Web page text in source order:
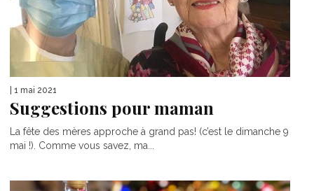
| 1 mai 2021
Suggestions pour maman
La fête des mères approche à grand pas! (c’est le dimanche 9
mai !). Comme vous savez, ma...